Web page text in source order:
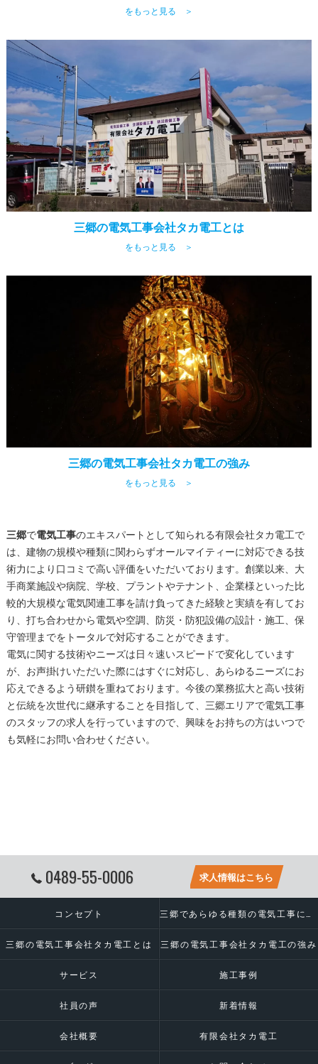
をもっと見る ＞
三郷の電気工事会社タカ電工とは
をもっと見る ＞
三郷の電気工事会社タカ電工の強み
をもっと見る ＞
三郷で電気工事のエキスパートとして知られる有限会社タカ電工で
は、建物の規模や種類に関わらずオールマイティーに対応できる技
術力により口コミで高い評価をいただいております。創業以来、大
手商業施設や病院、学校、プラントやテナント、企業様といった比
較的大規模な電気関連工事を請け負ってきた経験と実績を有してお
り、打ち合わせから電気や空調、防災・防犯設備の設計・施工、保
守管理までをトータルで対応することができます。
電気に関する技術やニーズは日々速いスピードで変化しています
が、お声掛けいただいた際にはすぐに対応し、あらゆるニーズにお
応えできるよう研鑚を重ねております。今後の業務拡大と高い技術
と伝統を次世代に継承することを目指して、 三郷エリアで電気工事
のスタッフの求人を行っていますので、興味をお持ちの方はいつで
も気軽にお問い合わせください。
0489-55-0006 求人情報はこちら
コンセプト
三郷の電気工事会社タカ電工とは 三郷の電気工事会社タカ電工の強み
サービス 施工事例
社員の声 新着情報
会社概要 有限会社タカ電工